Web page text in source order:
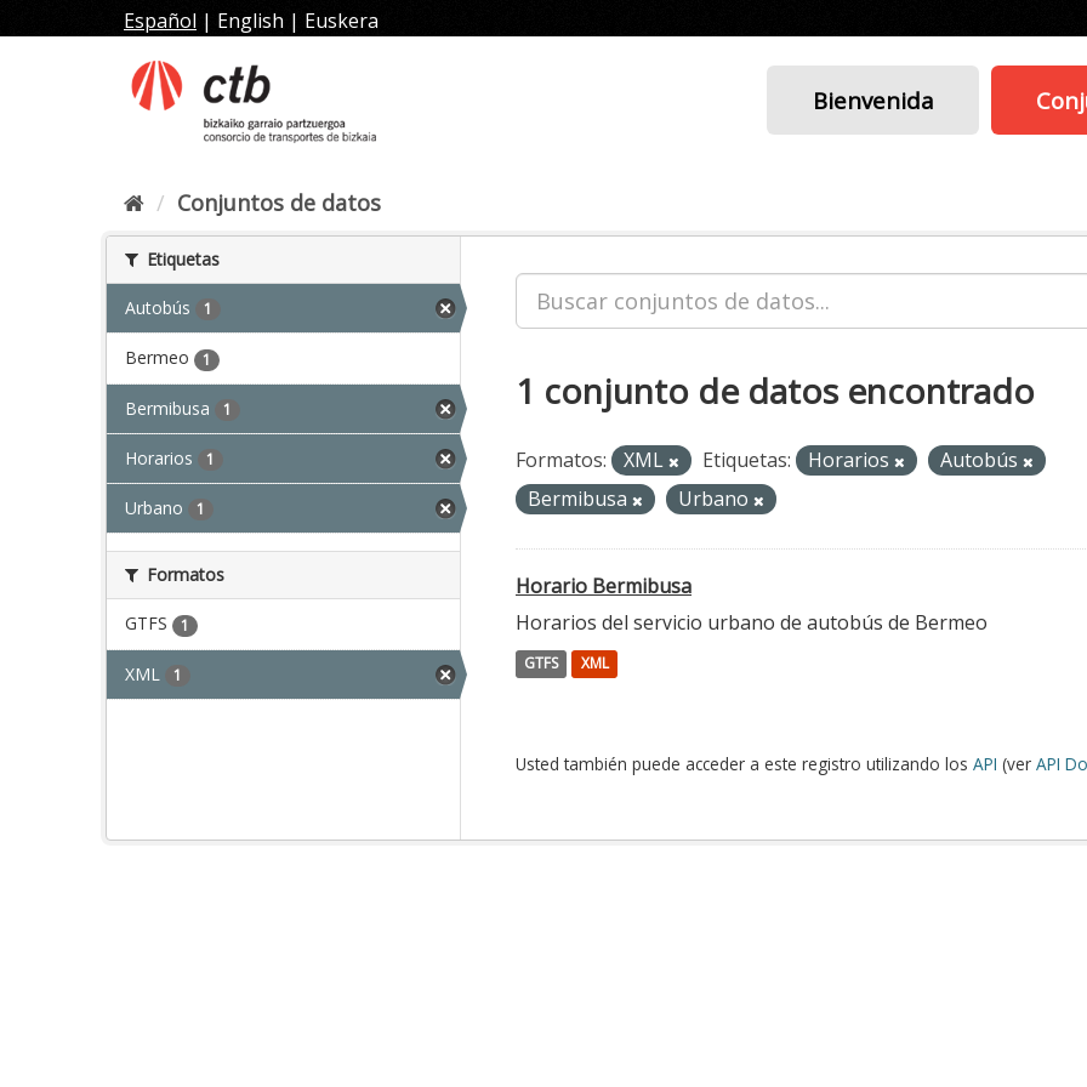
al
Español | English | Euskera
Bienvenida
Conjuntos de datos
Etiquetas
Autobús 1
Bermeo 1
Bermibusa 1
Horarios 1
Urbano 1
Formatos
GTFS 1
XML 1
1 conjunto de datos encontrado
Formatos: XML Etiquetas: Horarios
Autobús
Bermibusa
Urbano
Horario Bermibusa
Horarios del servicio urbano de autobús de Bermeo
GTFS XML
Usted también puede acceder a este registro utilizando los API (ver API